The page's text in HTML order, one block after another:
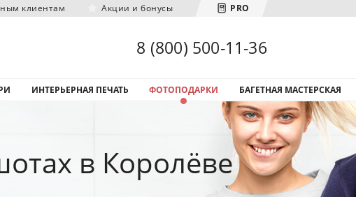
клиентам Акции и бонусы PRO
Загрузка городов...
8 (800) 500-11-36
ИНТЕРЬЕРНАЯ ПЕЧАТЬ ФОТОПОДАРКИ БАГЕТНАЯ МАСТЕРСКАЯ
в Королёве